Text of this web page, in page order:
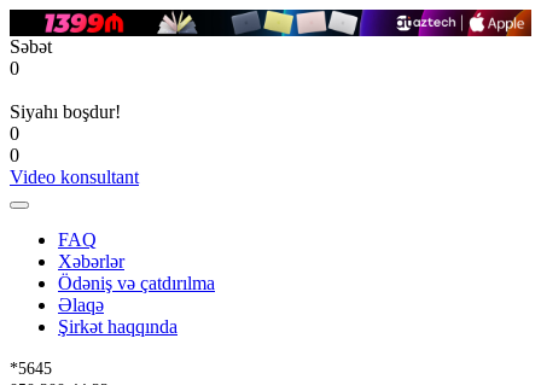
Səbət
0
Siyahı boşdur!
0
0
Video konsultant
FAQ
Xəbərlər
Ödəniş və çatdırılma
Əlaqə
Şirkət haqqında
*5645